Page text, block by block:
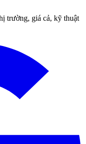
trường, giá cả, kỹ thuật